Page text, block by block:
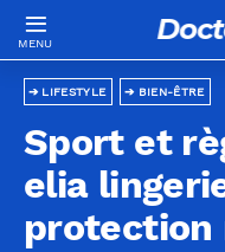
BIEN-ÊTRE
LIFESTYLE
Sport et
elia
protection